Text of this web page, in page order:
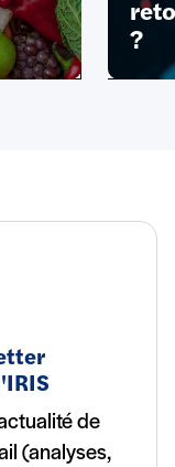
?
de
(analyses,